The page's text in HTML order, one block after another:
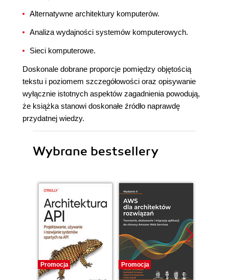
Alternatywne architektury komputerów.
Analiza wydajności systemów komputerowych.
Sieci komputerowe.
Doskonale dobrane proporcje pomiędzy objętością
tekstu i poziomem szczegółowości oraz opisywanie
wyłącznie istotnych aspektów zagadnienia powodują,
że książka stanowi doskonałe źródło naprawdę
przydatnej wiedzy.
Wybrane bestsellery
Promocja Promocja